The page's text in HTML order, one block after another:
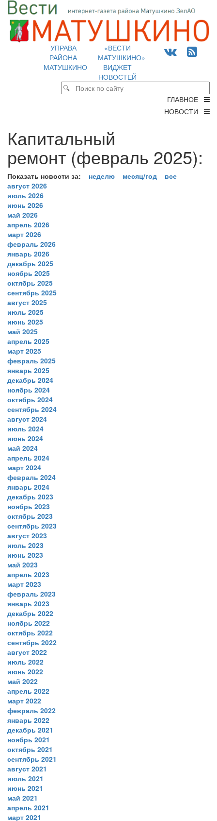
УПРАВА
РАЙОНА
МАТУШКИНО
«ВЕСТИ
МАТУШКИНО»
ВИДЖЕТ
НОВОСТЕЙ
ГЛАВНОЕ
НОВОСТИ
Капитальный
ремонт (февраль 2025):
Показать новости за: неделю месяц/год
все
август 2026
июль 2026
июнь 2026
май 2026
апрель 2026
март 2026
февраль 2026
январь 2026
декабрь 2025
ноябрь 2025
октябрь 2025
сентябрь 2025
август 2025
июль 2025
июнь 2025
май 2025
апрель 2025
март 2025
февраль 2025
январь 2025
декабрь 2024
ноябрь 2024
октябрь 2024
сентябрь 2024
август 2024
июль 2024
июнь 2024
май 2024
апрель 2024
март 2024
февраль 2024
январь 2024
декабрь 2023
ноябрь 2023
октябрь 2023
сентябрь 2023
август 2023
июль 2023
июнь 2023
май 2023
апрель 2023
март 2023
февраль 2023
январь 2023
декабрь 2022
ноябрь 2022
октябрь 2022
сентябрь 2022
август 2022
июль 2022
июнь 2022
май 2022
апрель 2022
март 2022
февраль 2022
январь 2022
декабрь 2021
ноябрь 2021
октябрь 2021
сентябрь 2021
август 2021
июль 2021
июнь 2021
май 2021
апрель 2021
март 2021